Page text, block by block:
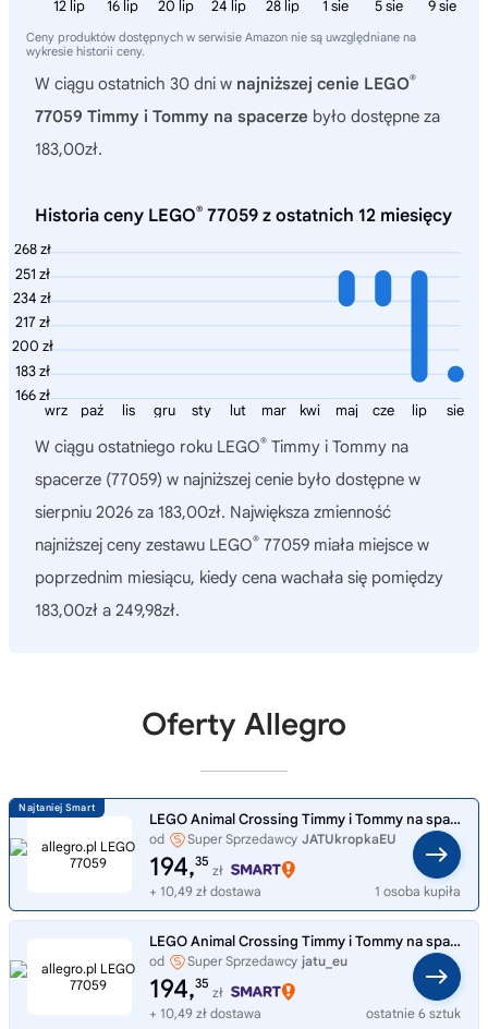
9 sie
5 sie
1 sie
28 lip
24 lip
20 lip
16 lip
12 lip
Ceny produktów dostępnych w serwisie Amazon nie są uwzględniane na
wykresie historii ceny.
W ciągu ostatnich 30 dni w najniższej cenie LEGO®
77059 Timmy i Tommy na spacerze było dostępne za
183,00zł.
Historia ceny LEGO® 77059 z ostatnich 12 miesięcy
268 zł
251 zł
234 zł
217 zł
200 zł
183 zł
166 zł
sie
lip
cze
maj
kwi
mar
lut
sty
gru
lis
paź
wrz
W ciągu ostatniego roku LEGO® Timmy i Tommy na
spacerze (77059) w najniższej cenie było dostępne w
sierpniu 2026 za 183,00zł. Największa zmienność
najniższej ceny zestawu LEGO® 77059 miała miejsce w
poprzednim miesiącu, kiedy cena wachała się pomiędzy
183,00zł a 249,98zł.
Oferty Allegro
LEGO Animal Crossing Timmy i Tommy na spacerze 77059
od Super Sprzedawcy JATUkropkaEU
194,35
zł
+ 10,49 zł dostawa
1 osoba kupiła
LEGO Animal Crossing Timmy i Tommy na spacerze 77059
od Super Sprzedawcy jatu_eu
194,35
zł
+ 10,49 zł dostawa
ostatnie 6 sztuk